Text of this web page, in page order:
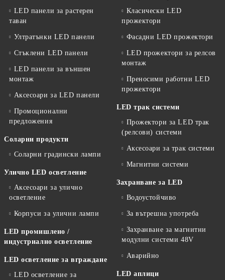
LED панели за растерен
таван
Ултратънки LED панели
Стъклени LED панели
LED панели за външен
монтаж
Аксесоари за LED панели
Промоционални
предложения
Соларни продукти
Соларни градински лампи
Улично LED осветление
Аксесоари за улично
осветление
Корпуси за улични лампи
LED промишлено /
индустриално осветление
LED осветление за вграждане
LED осветление за
Класически LED
прожектори
Фасадни LED прожектори
LED прожектори за релсов
монтаж
Преносими работни LED
прожектори
LED трак системи
Прожектори за LED трак
(релсови) системи
Аксесоари за трак системи
Магнитни системи
Захранване за LED
Водоустойчиво
За вътрешна употреба
Захранване за магнитни
модулни системи 48V
Аварийно
LED аплици